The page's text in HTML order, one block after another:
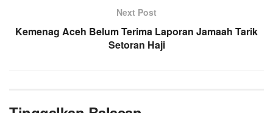
mNext Post
Kemenag Aceh Belum Terima Laporan Jamaah Tarik
Setoran Haji